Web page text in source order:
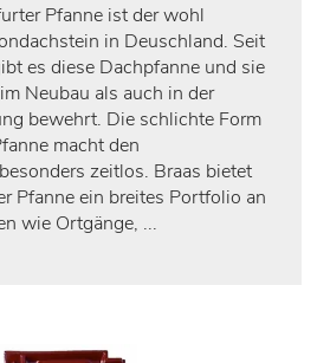
Pfanne ist der wohl
in Deuschland. Seit
es diese Dachpfanne und sie
Neubau als auch in der
bewehrt. Die schlichte Form
macht den
zeitlos. Braas bietet
Pfanne ein breites Portfolio an
wie Ortgänge, ...